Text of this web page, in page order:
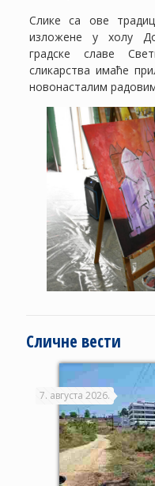
Слике са ове
изложене у холу
градске славе
сликарства имаће
новонасталим
Сличне вести
7. августа 2026.